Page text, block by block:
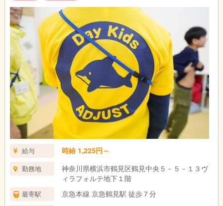
給与 時給 1,225円～
勤務地
神奈川県横浜市鶴見区鶴見中央５－５－１３ヴ
ィラフォルテ地下１階
最寄駅 京急本線 京急鶴見駅 徒歩７分